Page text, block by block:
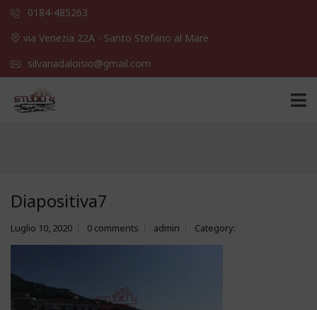
0184-485263
via Venezia 22A - Santo Stefano al Mare
silvanadaloisio@gmail.com
Diapositiva7
Luglio 10, 2020 0 comments admin Category: